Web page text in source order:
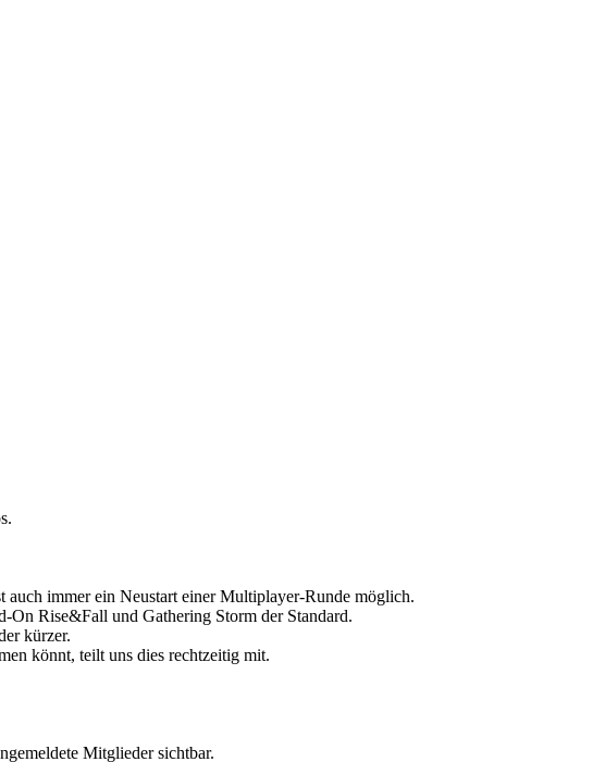
immer ein Neustart einer Multiplayer-Runde möglich.
On Rise&Fall und Gathering Storm der Standard.
kürzer.
könnt, teilt uns dies rechtzeitig mit.
Mitglieder sichtbar.